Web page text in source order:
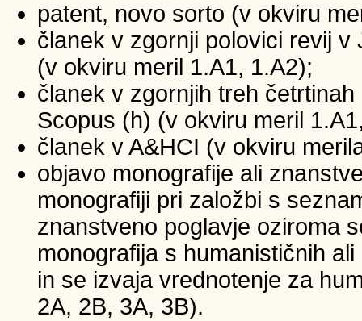
patent, novo sorto (v okviru
članek v zgornji polovici revij
(v okviru meril 1.A1, 1.A2);
članek v zgornjih treh
Scopus (h) (v okviru meril
članek v A&HCI (v okviru
objavo monografije ali
monografiji pri založbi s
znanstveno poglavje oziroma
monografija s humanističnih
in se izvaja vrednotenje za
2A, 2B, 3A, 3B).